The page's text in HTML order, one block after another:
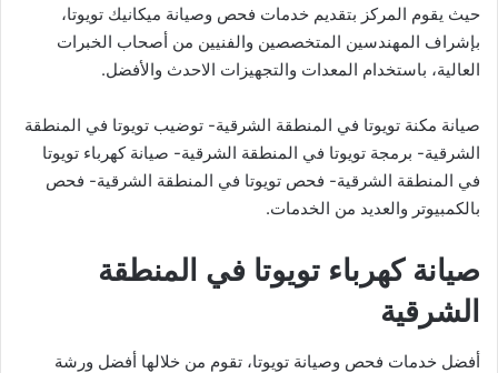
حيث يقوم المركز بتقديم خدمات فحص وصيانة ميكانيك تويوتا،
بإشراف المهندسين المتخصصين والفنيين من أصحاب الخبرات
العالية، باستخدام المعدات والتجهيزات الاحدث والأفضل.
صيانة مكنة تويوتا في المنطقة الشرقية- توضيب تويوتا في المنطقة
الشرقية- برمجة تويوتا في المنطقة الشرقية- صيانة كهرباء تويوتا
في المنطقة الشرقية- فحص تويوتا في المنطقة الشرقية- فحص
بالكمبيوتر والعديد من الخدمات.
صيانة كهرباء تويوتا في المنطقة
الشرقية
أفضل خدمات فحص وصيانة تويوتا، تقوم من خلالها أفضل ورشة